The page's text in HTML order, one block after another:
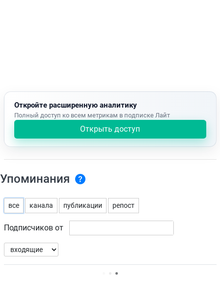
Откройте расширенную аналитику
Полный доступ ко всем метрикам в подписке Лайт
Открыть доступ
Упоминания
все канала публикации репост
Подписчиков от
Нет доступных упоминаний.